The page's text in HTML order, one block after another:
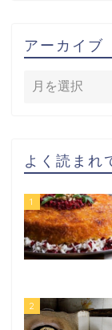
アーカイブ
よく読まれ
1
2